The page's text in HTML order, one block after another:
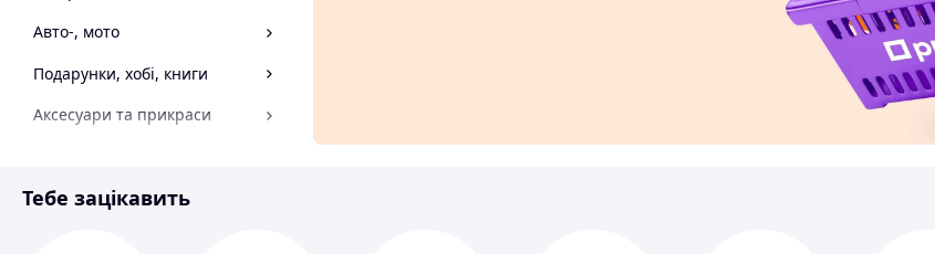
Авто-, мото
Подарунки, хобі, книги
Аксесуари та прикраси
Спорт і відпочинок
Тебе зацікавить